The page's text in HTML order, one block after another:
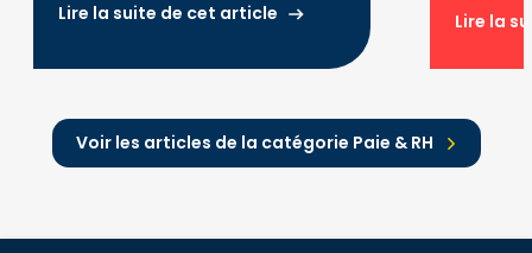
Lire la suite de cet article Lire la
Voir les articles de la catégorie Paie & RH